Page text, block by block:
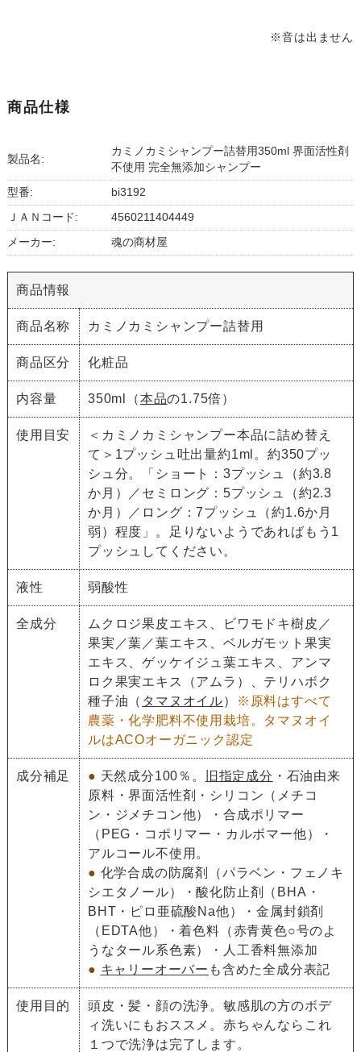
※音は出ません
商品仕様
製品名:
カミノカミシャンプー詰替用350ml 界面活性剤
不使用 完全無添加シャンプー
型番: bi3192
ＪＡＮコード: 4560211404449
メーカー: 魂の商材屋
商品情報
商品名称 カミノカミシャンプー詰替用
商品区分 化粧品
内容量 350ml（本品の1.75倍）
使用目安
＜カミノカミシャンプー本品に詰め替え
て＞1プッシュ吐出量約1ml。約350プッ
シュ分。「ショート：3プッシュ（約3.8
か月）／セミロング：5プッシュ（約2.3
か月）／ロング：7プッシュ（約1.6か月
弱）程度」。足りないようであればもう1
プッシュしてください。
液性 弱酸性
全成分
ムクロジ果皮エキス、ビワモドキ樹皮／
果実／葉／葉エキス、ベルガモット果実
エキス、ゲッケイジュ葉エキス、アンマ
ロク果実エキス（アムラ）、テリハボク
種子油（ タマヌオイル）
※原料はすべて
農薬・化学肥料不使用栽培。タマヌオイ
ルはACOオーガニック認定
成分補足 ● 天然成分100％。 旧指定成分 ・石油由来
原料・界面活性剤・シリコン（メチコ
ン・ジメチコン他）・合成ポリマー
（PEG・コポリマー・カルボマー他）・
アルコール不使用。
● 化学合成の防腐剤（パラベン・フェノキ
シエタノール）・酸化防止剤（BHA・
BHT・ピロ亜硫酸Na他）・金属封鎖剤
（EDTA他）・着色料（赤青黄色○号のよ
うなタール系色素）・人工香料無添加
● キャリーオーバー も含めた全成分表記
使用目的
頭皮・髪・顔の洗浄。敏感肌の方のボデ
ィ洗いにもおススメ。赤ちゃんならこれ
１つで洗浄は完了します。